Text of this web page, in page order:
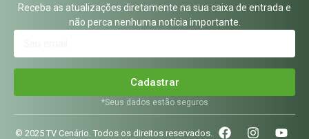
Receba as atualizações diretamente na sua caixa de entrada e
não perca nenhuma notícia importante.
Cadastrar
*Seus dados estão seguros
© 2025 TV Cenário. Todos os direitos reservados.